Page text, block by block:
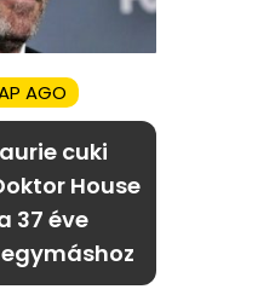
AGO
cuki
House
37 éve